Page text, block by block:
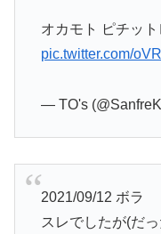
オカモト ピチッ
pic.twitter.com/
— TO's
2021/09/12 ボラ
スレでしたが(だ